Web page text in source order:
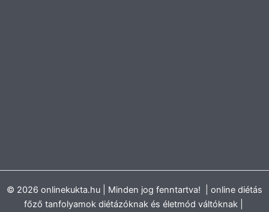
© 2026 onlinekukta.hu | Minden jog fenntartva! | online diétás
főző tanfolyamok diétázóknak és életmód váltóknak |